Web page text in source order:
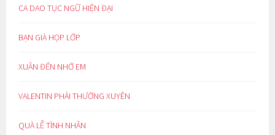
CA DAO TỤC NGỮ HIỆN ĐẠI
BẠN GIÀ HỌP LỚP
XUÂN ĐẾN NHỚ EM
VALENTIN PHẢI THƯỜNG XUYÊN
QUÀ LỄ TÌNH NHÂN